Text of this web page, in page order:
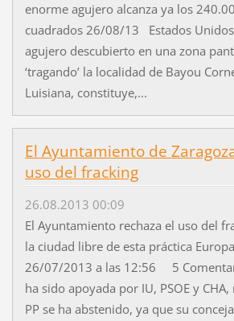
enorme agujero alcanza ya los
cuadrados 26/08/13 Estados
agujero descubierto en una zona
‘tragando’ la localidad de Bayou
Luisiana, constituye,...
El Ayuntamiento de
uso del fracking
26.08.2013 00:09
El Ayuntamiento rechaza el uso del
la ciudad libre de esta práctica
26/07/2013 a las 12:56 5
ha sido apoyada por IU, PSOE y
PP se ha abstenido, ya que su